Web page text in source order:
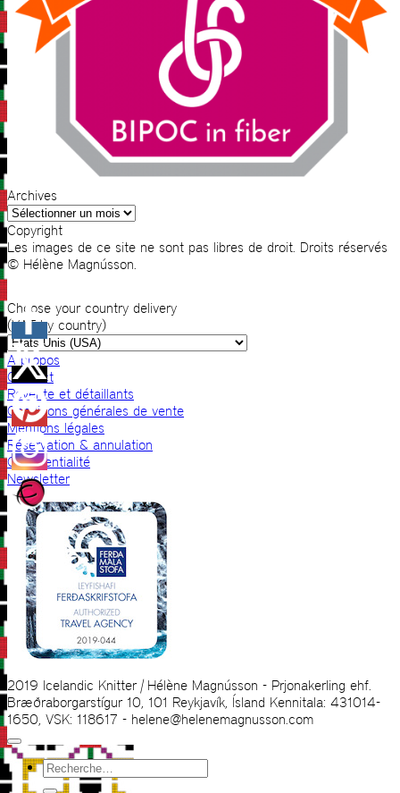
Archives
Archives
Copyright
Les images de ce site ne sont pas libres de droit. Droits réservés
© Hélène Magnússon.
Choose your country delivery
(VAT by country)
A propos
Contact
Revente et détaillants
Conditions générales de vente
Mentions légales
Réservation & annulation
Confidentialité
Newsletter
2019 Icelandic Knitter | Hélène Magnússon - Prjonakerling ehf.
Bræðraborgarstígur 10, 101 Reykjavík, Ísland Kennitala: 431014-
1650, VSK: 118617 - helene@helenemagnusson.com
Recherche
pour :